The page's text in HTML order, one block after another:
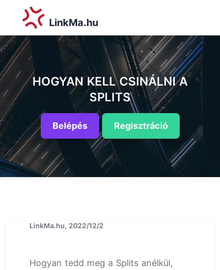
LinkMa.hu
HOGYAN KELL CSINÁLNI A
SPLITS
Belépés Regisztráció
LinkMa.hu, 2022/12/2
Hogyan tedd meg a Splits anélkül,